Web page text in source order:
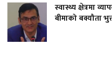
स्वास्थ्य क्षेत्रमा
बीमाको बक्यौता